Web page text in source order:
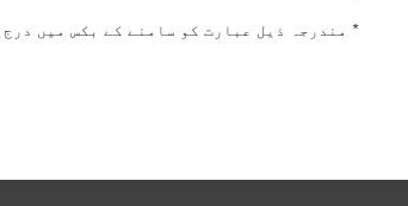
* مندرجہ ذیل عبارت کو سامنے کے بکس میں درج